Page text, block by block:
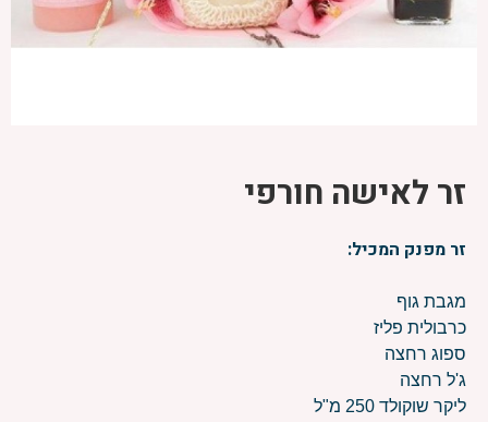
זר לאישה חורפי
זר מפנק המכיל:
מגבת גוף
כרבולית פליז
ספוג רחצה
ג'ל רחצה
ליקר שוקולד 250 מ"ל